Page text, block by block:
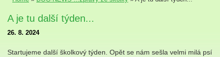
A je tu další týden...
26. 8. 2024
Startujeme další školkový týden. Opět se nám sešla velmi milá psí